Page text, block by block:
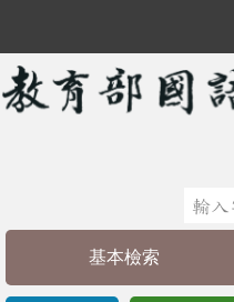
基本檢索